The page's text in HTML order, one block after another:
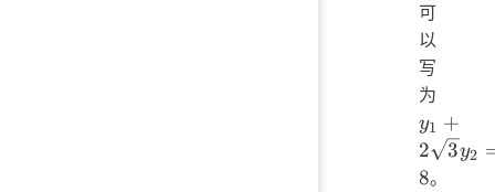
可
以
写
为
= 8
y1 +
2
3y2
8。